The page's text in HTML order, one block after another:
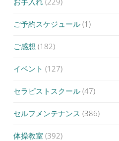
ご予約スケジュール (1)
ご感想 (182)
イベント (127)
セラピストスクール (47)
セルフメンテナンス (386)
体操教室 (392)